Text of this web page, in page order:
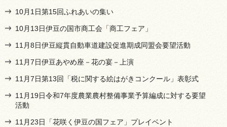
10月1日第15回ふれあいの集い
10月13日伊豆の国市商工会「商工フェア」
11月8日伊豆縦貫自動車道建設促進期成同盟会要望活動
11月7日伊豆あやめ座－花の宴－上演
11月7日第13回「税に関する絵はがきコンクール」表彰式
11月19日令和7年度農業農村整備事業予算編成に対する要望
活動
11月23日「花咲く伊豆の国フェア」プレイベント